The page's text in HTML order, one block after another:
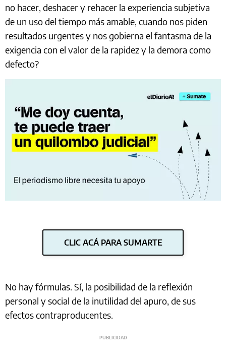
no hacer, deshacer y rehacer la experiencia subjetiva
de un uso del tiempo más amable, cuando nos piden
resultados urgentes y nos gobierna el fantasma de la
exigencia con el valor de la rapidez y la demora como
defecto?
CLIC ACÁ PARA SUMARTE
No hay fórmulas. Sí, la posibilidad de la reflexión
personal y social de la inutilidad del apuro, de sus
efectos contraproducentes.